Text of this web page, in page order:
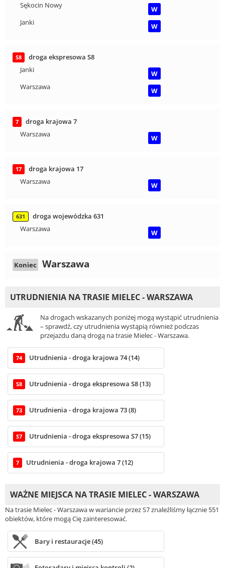
Sękocin Nowy
W
Janki
W
S8
droga ekspresowa S8
Janki
W
Warszawa
W
7
droga krajowa 7
Warszawa
W
17
droga krajowa 17
Warszawa
W
631
droga wojewódzka 631
Warszawa
W
Koniec Warszawa
UTRUDNIENIA NA TRASIE MIELEC - WARSZAWA
Na drogach wskazanych poniżej mogą wystąpić utrudnienia
– sprawdź, czy utrudnienia wystąpią również podczas
przejazdu daną drogą na trasie Mielec - Warszawa.
74 Utrudnienia - droga krajowa 74 (14)
S8 Utrudnienia - droga ekspresowa S8 (13)
73 Utrudnienia - droga krajowa 73 (8)
S7 Utrudnienia - droga ekspresowa S7 (15)
7 Utrudnienia - droga krajowa 7 (12)
WAŻNE MIEJSCA NA TRASIE MIELEC - WARSZAWA
Na trasie Mielec - Warszawa w wariancie przez S7 znaleźliśmy łącznie 551
obiektów, które mogą Cię zainteresować.
Bary i restauracje (45)